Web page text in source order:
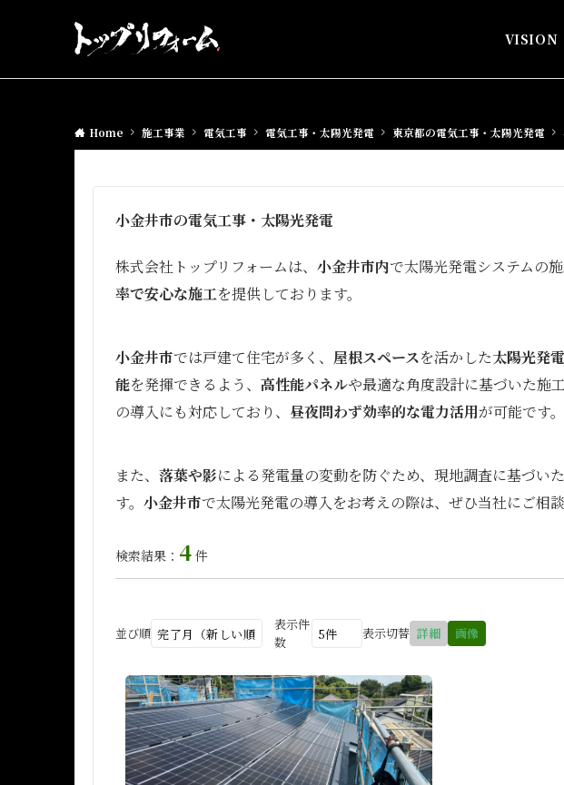
VISION
Home 施工事業 電気工事 電気工事・太陽光発電 東京都の電気工事・太陽光発電
小金井市の電気工事・太陽光発電
株式会社トップリフォームは、 小金井市内で太陽光発電システムの
率で安心な施工を提供しております。
小金井市では戸建て住宅が多く、 屋根スペースを活かした太陽光発
能を発揮できるよう、 高性能パネルや最適な角度設計に基づいた施
の導入にも対応しており、 昼夜問わず効率的な電力活用が可能です。
また、 落葉や影による発電量の変動を防ぐため、現地調査に基づいた
す。 小金井市で太陽光発電の導入をお考えの際は、ぜひ当社にご相談
検索結果： 4 件
並び順
表示件
数
表示切替 詳細 画像